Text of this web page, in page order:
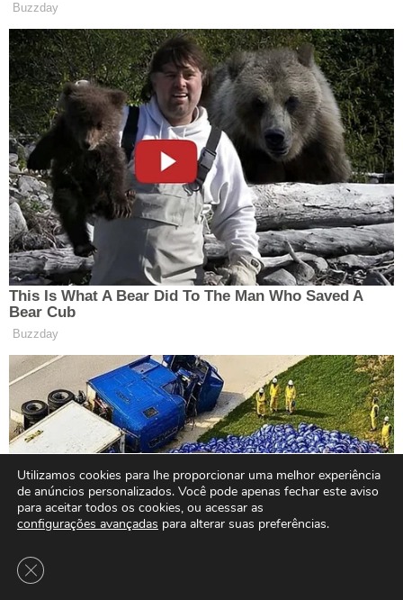
Utilizamos cookies para lhe proporcionar uma melhor experiência
de anúncios personalizados. Você pode apenas fechar este aviso
para aceitar todos os cookies, ou acessar as
configurações avançadas para alterar suas preferências.
Close GDPR Cookie Banner